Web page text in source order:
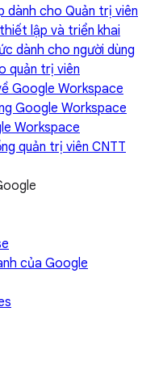
dành cho Quản trị viên
lập và triển khai
dành cho người dùng
quản trị viên
Google Workspace
Google Workspace
Workspace
quản trị viên CNTT
của Google